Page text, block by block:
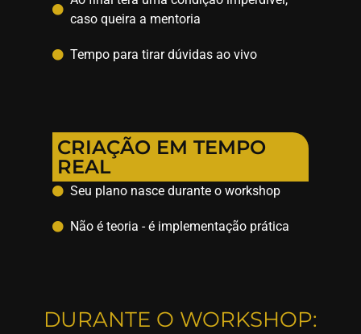
caso queira a mentoria
Tempo para tirar dúvidas ao vivo
CRIAÇÃO EM TEMPO
REAL
Seu plano nasce durante o workshop
Não é teoria - é implementação prática
DURANTE O WORKSHOP: